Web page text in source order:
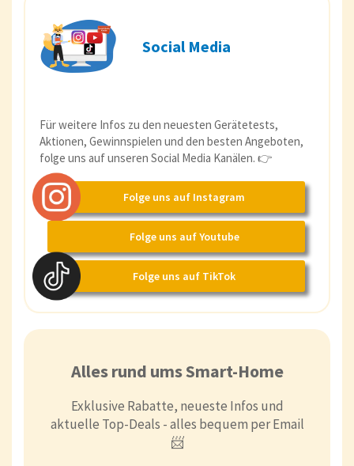
Social Media
Für weitere Infos zu den neuesten Gerätetests,
Aktionen, Gewinnspielen und den besten Angeboten,
folge uns auf unseren Social Media Kanälen. 👉
Folge uns auf Instagram
Folge uns auf Youtube
Folge uns auf TikTok
Alles rund ums Smart-Home
Exklusive Rabatte, neueste Infos und
aktuelle Top-Deals - alles bequem per Email
📨